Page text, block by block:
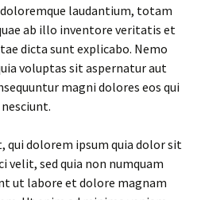
laudantium, totam
ab illo inventore veritatis et
dicta sunt explicabo. Nemo
voluptas sit aspernatur aut
magni dolores eos qui
qui dolorem ipsum quia dolor sit
velit, sed quia non numquam
ut labore et dolore magnam